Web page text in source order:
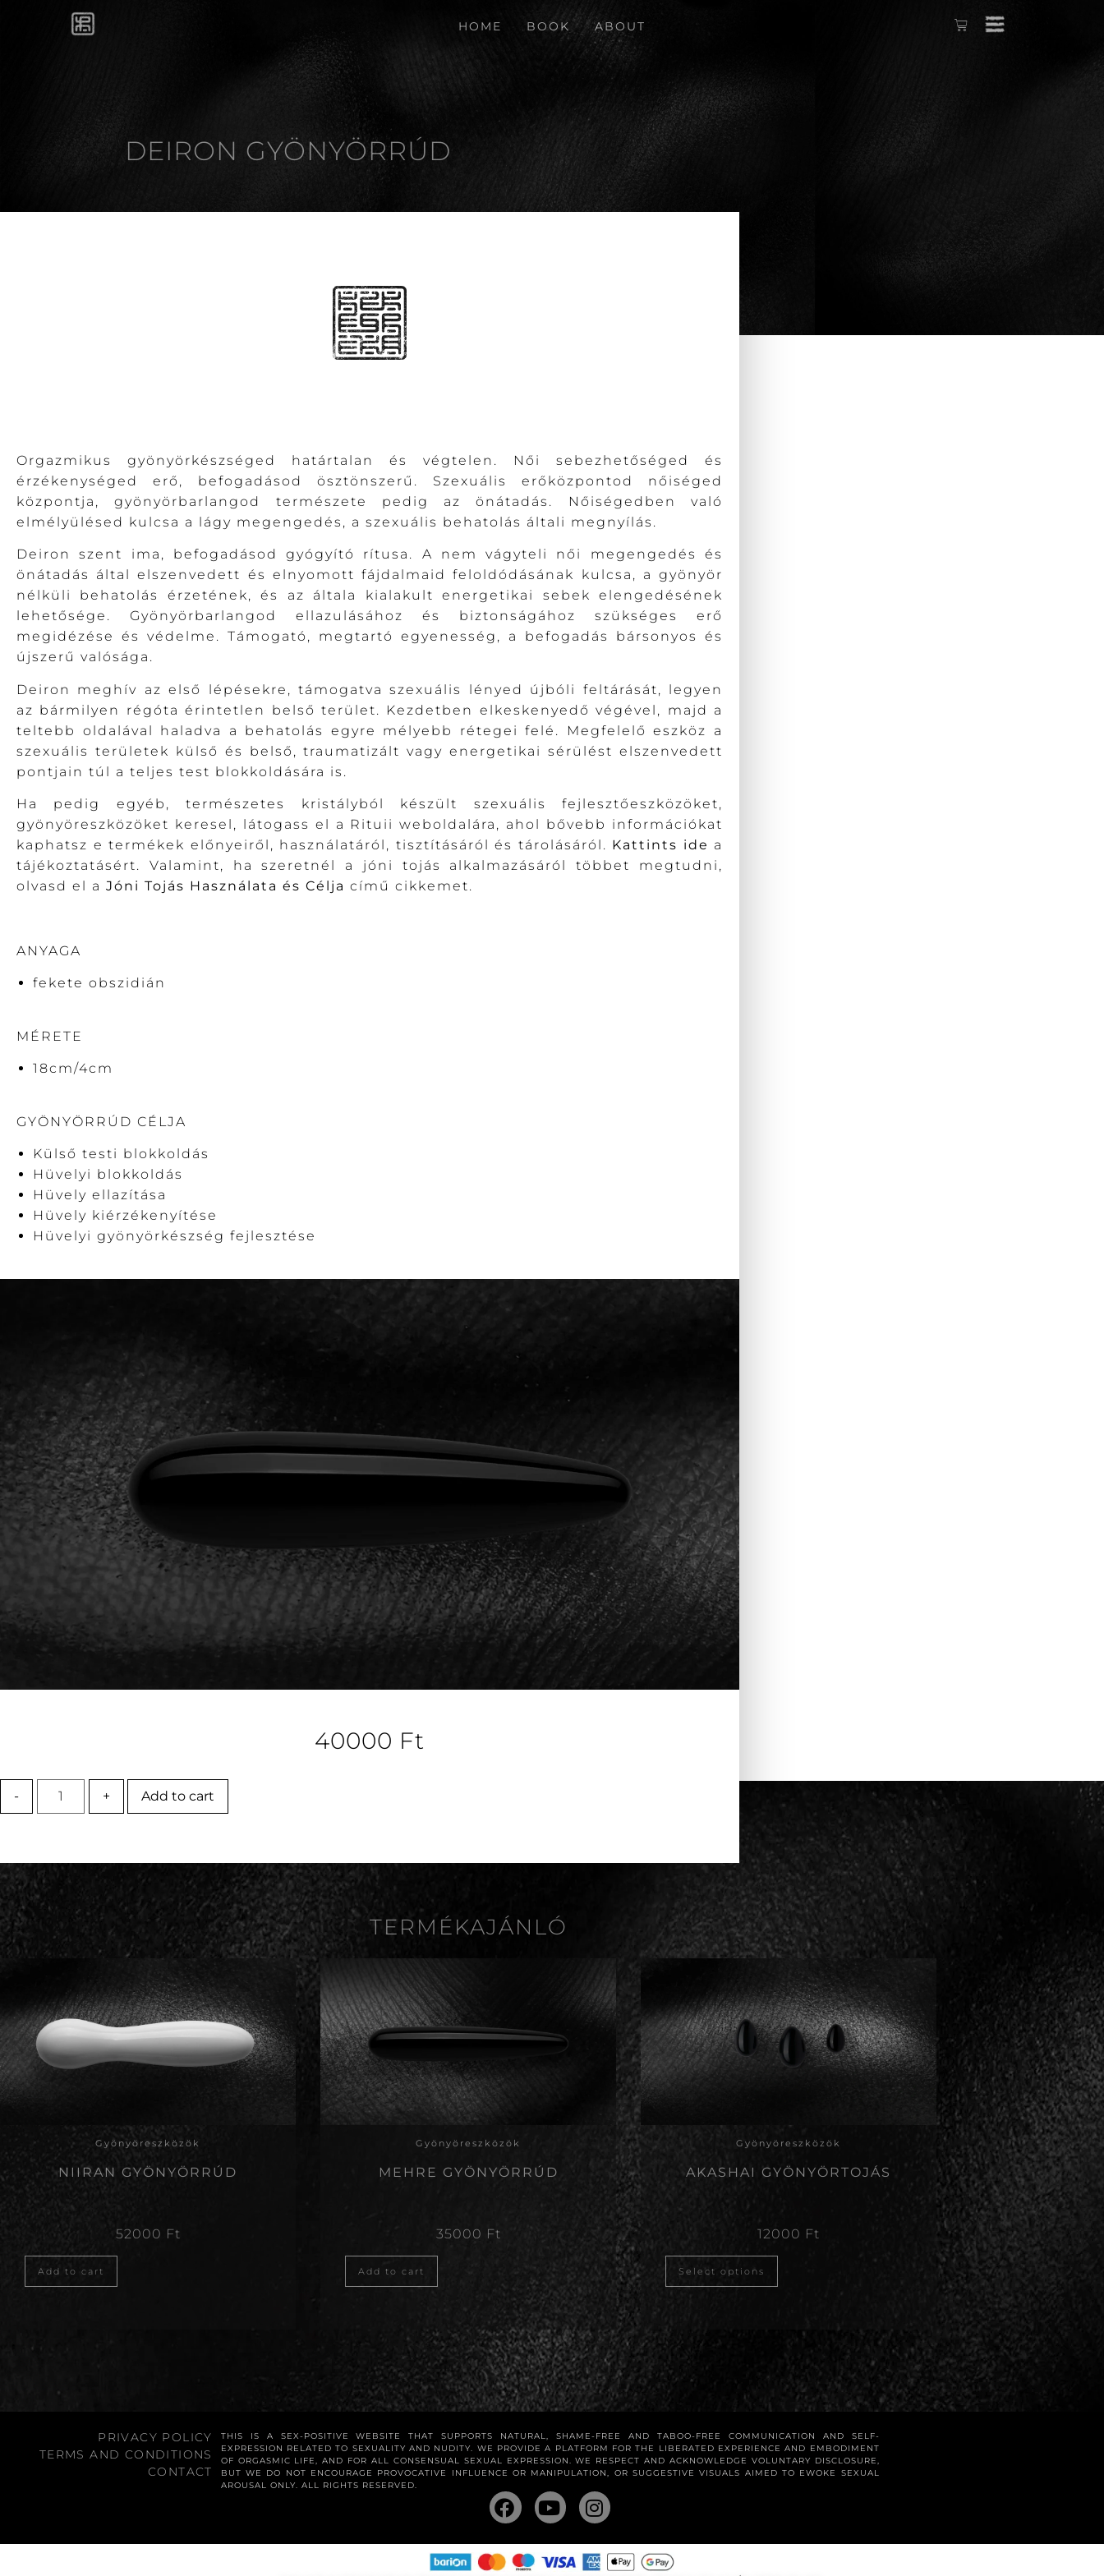
HOME BOOK ABOUT
DEIRON GYÖNYÖRRÚD
Orgazmikus gyönyörkészséged határtalan és végtelen. Női sebezhetőséged és
érzékenységed erő, befogadásod ösztönszerű. Szexuális erőközpontod nőiséged
központja, gyönyörbarlangod természete pedig az önátadás. Nőiségedben való
elmélyülésed kulcsa a lágy megengedés, a szexuális behatolás általi megnyílás.
Deiron szent ima, befogadásod gyógyító rítusa. A nem vágyteli női megengedés és
önátadás által elszenvedett és elnyomott fájdalmaid feloldódásának kulcsa, a gyönyör
nélküli behatolás érzetének, és az általa kialakult energetikai sebek elengedésének
lehetősége. Gyönyörbarlangod ellazulásához és biztonságához szükséges erő
megidézése és védelme. Támogató, megtartó egyenesség, a befogadás bársonyos és
újszerű valósága.
Deiron meghív az első lépésekre, támogatva szexuális lényed újbóli feltárását, legyen
az bármilyen régóta érintetlen belső terület. Kezdetben elkeskenyedő végével, majd a
teltebb oldalával haladva a behatolás egyre mélyebb rétegei felé. Megfelelő eszköz a
szexuális területek külső és belső, traumatizált vagy energetikai sérülést elszenvedett
pontjain túl a teljes test blokkoldására is.
Ha pedig egyéb, természetes kristályból készült szexuális fejlesztőeszközöket,
gyönyöreszközöket keresel, látogass el a Rituii weboldalára, ahol bővebb információkat
kaphatsz e termékek előnyeiről, használatáról, tisztításáról és tárolásáról. Kattints ide a
tájékoztatásért. Valamint, ha szeretnél a jóni tojás alkalmazásáról többet megtudni,
olvasd el a Jóni Tojás Használata és Célja című cikkemet.
ANYAGA
fekete obszidián
MÉRETE
18cm/4cm
GYÖNYÖRRÚD CÉLJA
Külső testi blokkoldás
Hüvelyi blokkoldás
Hüvely ellazítása
Hüvely kiérzékenyítése
Hüvelyi gyönyörkészség fejlesztése
40000 Ft
- + Add to cart
TERMÉKAJÁNLÓ
Gyönyöreszközök
NIIRAN GYÖNYÖRRÚD
52000 Ft
Add to cart
Gyönyöreszközök
MEHRE GYÖNYÖRRÚD
35000 Ft
Add to cart
Gyönyöreszközök
AKASHAI GYÖNYÖRTOJÁS
12000 Ft
Select options
PRIVACY POLICY
TERMS AND CONDITIONS
CONTACT
THIS IS A SEX-POSITIVE WEBSITE THAT SUPPORTS NATURAL, SHAME-FREE AND TABOO-FREE COMMUNICATION AND SELF-
EXPRESSION RELATED TO SEXUALITY AND NUDITY. WE PROVIDE A PLATFORM FOR THE LIBERATED EXPERIENCE AND EMBODIMENT
OF ORGASMIC LIFE, AND FOR ALL CONSENSUAL SEXUAL EXPRESSION. WE RESPECT AND ACKNOWLEDGE VOLUNTARY DISCLOSURE,
BUT WE DO NOT ENCOURAGE PROVOCATIVE INFLUENCE OR MANIPULATION, OR SUGGESTIVE VISUALS AIMED TO EWOKE SEXUAL
AROUSAL ONLY. ALL RIGHTS RESERVED.